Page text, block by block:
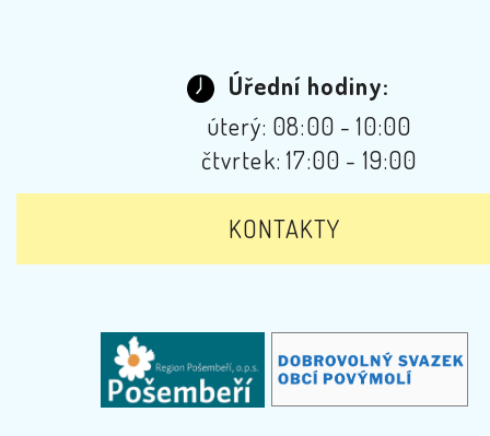
Úřední hodiny:
úterý: 08:00 - 10:00
čtvrtek: 17:00 - 19:00
KONTAKTY